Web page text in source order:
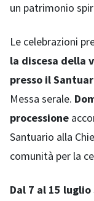
un patrimonio
Le celebrazioni
la discesa della
presso il
Messa serale.
processione
Santuario alla
comunità per la
Dal 7 al 15